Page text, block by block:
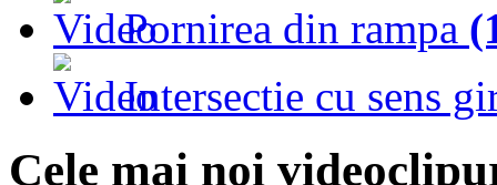
Pornirea din rampa
Intersectie cu sens
Cele mai noi